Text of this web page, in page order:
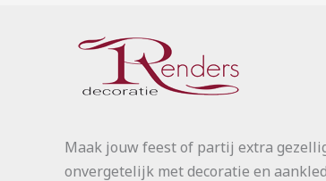
Maak jouw feest of partij extra
onvergetelijk met decoratie en